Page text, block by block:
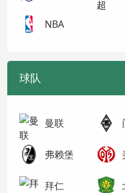
NBA
球队
曼联
弗赖堡
拜仁